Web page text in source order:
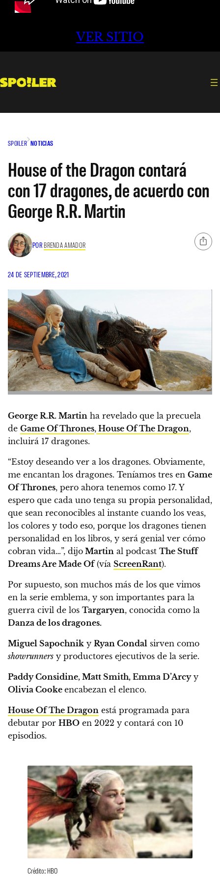
VER SITIO
SPOILER NOTICIAS
House of the Dragon contará
con 17 dragones, de acuerdo con
George R.R. Martin
POR BRENDA AMADOR
24 DE SEPTIEMBRE, 2021
George R.R. Martin ha revelado que la precuela
de Game Of Thrones, House Of The Dragon,
incluirá 17 dragones.
“Estoy deseando ver a los dragones. Obviamente,
me encantan los dragones. Teníamos tres en Game
Of Thrones, pero ahora tenemos como 17. Y
espero que cada uno tenga su propia personalidad,
que sean reconocibles al instante cuando los veas,
los colores y todo eso, porque los dragones tienen
personalidad en los libros, y será genial ver cómo
cobran vida…”, dijo Martin al podcast The Stuff
Dreams Are Made Of(vía ScreenRant).
Por supuesto, son muchos más de los que vimos
en la serie emblema, y son importantes para la
guerra civil de los Targaryen, conocida como la
Danza de los dragones.
Miguel Sapochnik y Ryan Condal sirven como
showrunners y productores ejecutivos de la serie.
Paddy Considine, Matt Smith, Emma D’Arcyy
Olivia Cooke encabezan el elenco.
House Of The Dragon está programada para
debutar por HBO en 2022 y contará con 10
episodios.
Crédito: HBO